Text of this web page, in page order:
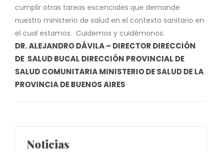
cumplir otras tareas escenciales que demande
nuestro ministerio de salud en el contexto sanitario en
el cual estamos. Cuidemos y cuidémonos.
DR. ALEJANDRO DÁVILA – DIRECTOR DIRECCIÓN
DE SALUD BUCAL DIRECCIÓN PROVINCIAL DE
SALUD COMUNITARIAMINISTERIO DE SALUD DE LA
PROVINCIA DE BUENOS AIRES
Noticias